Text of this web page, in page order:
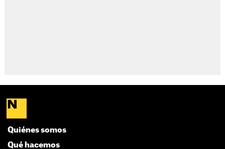
Quiénes somos
Qué hacemos